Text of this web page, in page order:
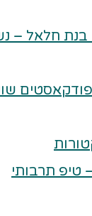
חלאל –
טיפ תרבותי